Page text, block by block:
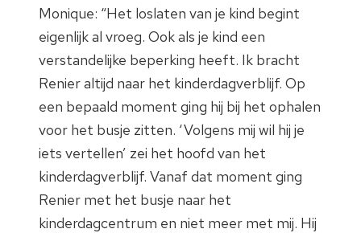
Monique: “Het loslaten van je kind begint
eigenlijk al vroeg. Ook als je kind een
verstandelijke beperking heeft. Ik bracht
Renier altijd naar het kinderdagverblijf. Op
een bepaald moment ging hij bij het ophalen
voor het busje zitten. ‘Volgens mij wil hij je
iets vertellen’ zei het hoofd van het
kinderdagverblijf. Vanaf dat moment ging
Renier met het busje naar het
kinderdagcentrum en niet meer met mij. Hij